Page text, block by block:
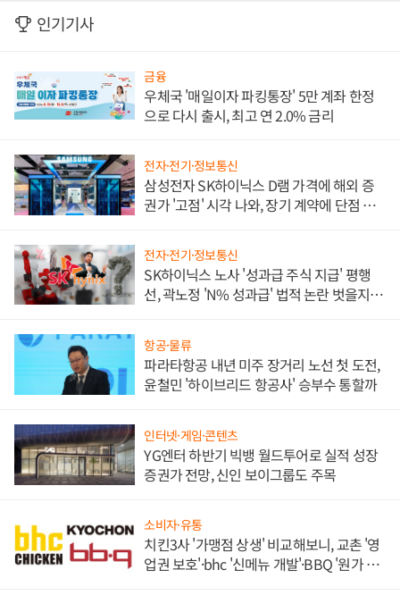
인기기사
금융
우체국 '매일이자 파킹통장' 5만 계좌 한정
으로 다시 출시, 최고 연 2.0% 금리
전자·전기·정보통신
삼성전자 SK하이닉스 D램 가격에 해외 증
권가 '고점' 시각 나와, 장기 계약에 단점 부
전자·전기·정보통신
SK하이닉스 노사 '성과급 주식 지급' 평행
선, 곽노정 'N% 성과급' 법적 논란 벗을지 주
항공·물류
파라타항공 내년 미주 장거리 노선 첫 도전,
윤철민 '하이브리드 항공사' 승부수 통할까
인터넷·게임·콘텐츠
YG엔터 하반기 빅뱅 월드투어로 실적 성장
증권가 전망, 신인 보이그룹도 주목
소비자·유통
치킨3사 '가맹점 상생' 비교해보니, 교촌 '영
업권 보호'·bhc '신메뉴 개발'·BBQ '원가 부